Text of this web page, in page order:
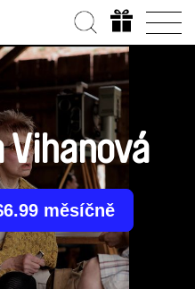
Vihanová
měsíčně